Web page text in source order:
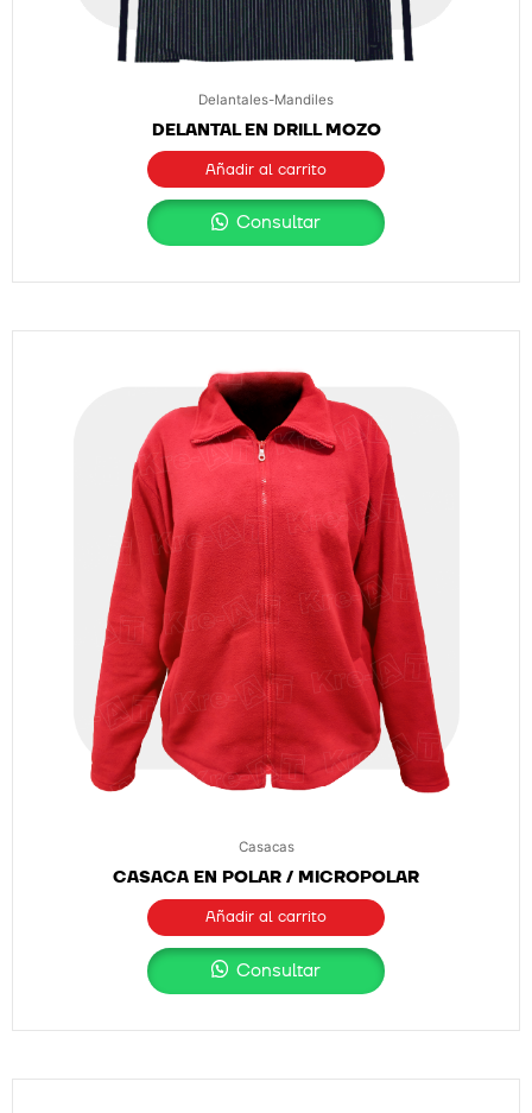
Delantales-Mandiles
DELANTAL EN DRILL MOZO
Añadir al carrito
Consultar
Casacas
CASACA EN POLAR / MICROPOLAR
Añadir al carrito
Consultar